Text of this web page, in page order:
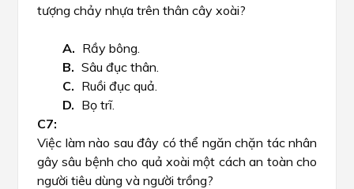
tượng chảy nhựa trên thân cây xoài?
Rầy bông.
Sâu đục thân.
Ruồi đục quả.
Bọ trĩ.
Việc làm nào sau đây có thể ngăn chặn tác nhân
gây sâu bệnh cho quả xoài một cách an toàn cho
người tiêu dùng và người trồng?